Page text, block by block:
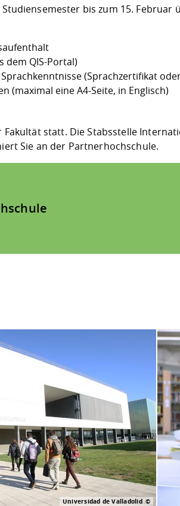
bis zum 15.
dem QIS-Portal)
(Sprachzertifikat
(maximal eine A4-Seite, in Englisch)
Fakultät statt. Die Stabsstelle
Sie an der Partnerhochschule.
Universidad de Valladolid